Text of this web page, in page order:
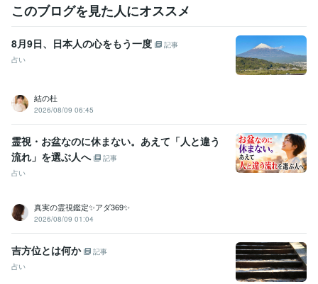
このブログを見た人にオススメ
8月9日、日本人の心をもう一度
記事
占い
結の杜
2026/08/09 06:45
霊視・お盆なのに休まない。あえて「人と違う
流れ」を選ぶ人へ
記事
占い
真実の霊視鑑定✨アダ369✨
2026/08/09 01:04
吉方位とは何か
記事
占い